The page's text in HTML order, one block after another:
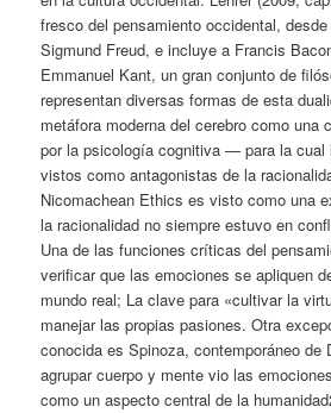
fresco del pensamiento occidental,
Sigmund Freud, e incluye a Francis
Emmanuel Kant, un gran conjunto de
representan diversas formas de esta
metáfora moderna del cerebro como una
por la psicología cognitiva — para la cual
vistos como antagonistas de la
Nicomachean Ethics es visto como una
la racionalidad no siempre estuvo en
Una de las funciones críticas del
verificar que las emociones se apliquen
mundo real; La clave para «cultivar la
manejar las propias pasiones. Otra
conocida es Spinoza, contemporáneo de
agrupar cuerpo y mente vio las
como un aspecto central de la